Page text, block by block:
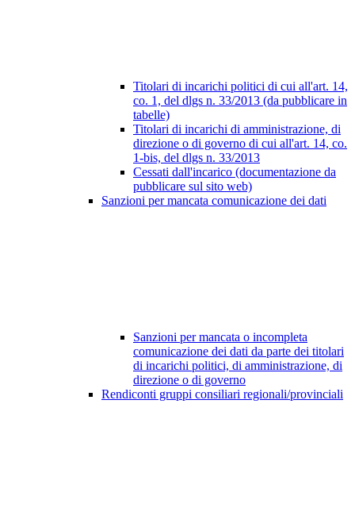
Titolari di incarichi politici di cui all'art. 14,
co. 1, del dlgs n. 33/2013 (da pubblicare in
tabelle)
Titolari di incarichi di amministrazione, di
direzione o di governo di cui all'art. 14, co.
1-bis, del dlgs n. 33/2013
Cessati dall'incarico (documentazione da
pubblicare sul sito web)
Sanzioni per mancata comunicazione dei dati
Sanzioni per mancata o incompleta
comunicazione dei dati da parte dei titolari
di incarichi politici, di amministrazione, di
direzione o di governo
Rendiconti gruppi consiliari regionali/provinciali